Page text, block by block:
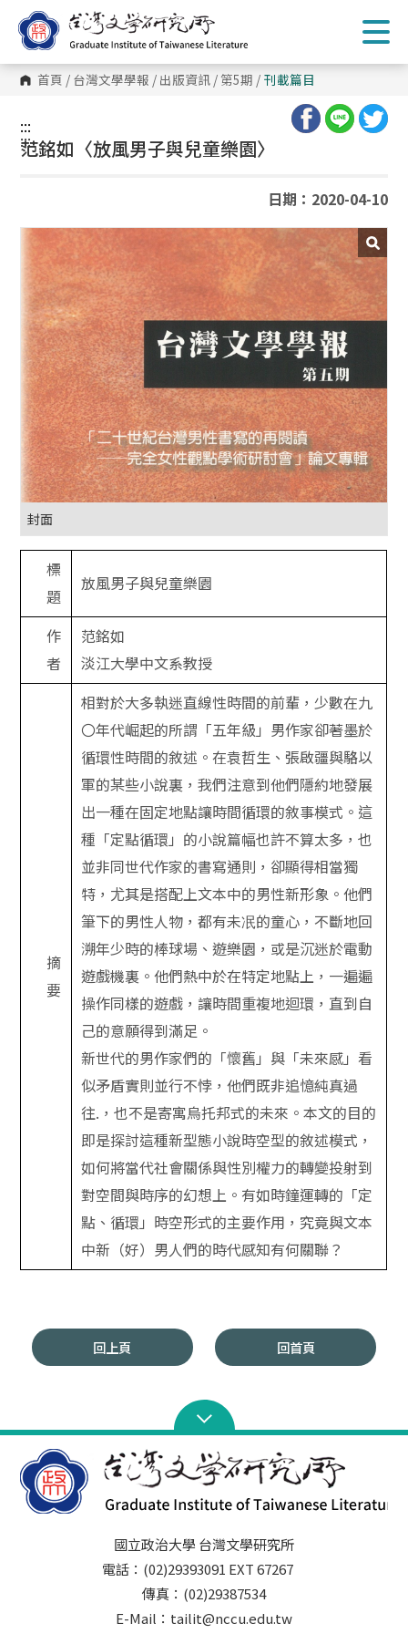
到
主
內
容 首頁 / 台灣文學學報 / 出版資訊 / 第5期 / 刊載篇目
:::
:::
范銘如〈放風男子與兒童樂園〉
日期：2020-04-10
封面
標
題
放風男子與兒童樂園
作
者
范銘如
淡江大學中文系教授
摘
要
相對於大多執迷直線性時間的前輩，少數在九
〇年代崛起的所謂「五年級」男作家卻著墨於
循環性時間的敘述。在袁哲生、張啟疆與駱以
軍的某些小說裏，我們注意到他們隱約地發展
出一種在固定地點讓時間循環的敘事模式。這
種「定點循環」的小說篇幅也許不算太多，也
並非同世代作家的書寫通則，卻顯得相當獨
特，尤其是搭配上文本中的男性新形象。他們
筆下的男性人物，都有未冺的童心，不斷地回
溯年少時的棒球場、遊樂園，或是沉迷於電動
遊戲機裏。他們熱中於在特定地點上，一遍遍
操作同樣的遊戲，讓時間重複地迴環，直到自
己的意願得到滿足。
新世代的男作家們的「懷舊」與「未來感」看
似矛盾實則並行不悖，他們既非追憶純真過
往.，也不是寄寓烏托邦式的未來。本文的目的
即是探討這種新型態小說時空型的敘述模式，
如何將當代社會關係與性別權力的轉變投射到
對空間與時序的幻想上。有如時鐘運轉的「定
點、循環」時空形式的主要作用，究竟與文本
中新（好）男人們的時代感知有何關聯？
回上頁 回首頁
國立政治大學 台灣文學研究所
電話：(02)29393091 EXT 67267
傳真：(02)29387534
E-Mail：tailit@nccu.edu.tw